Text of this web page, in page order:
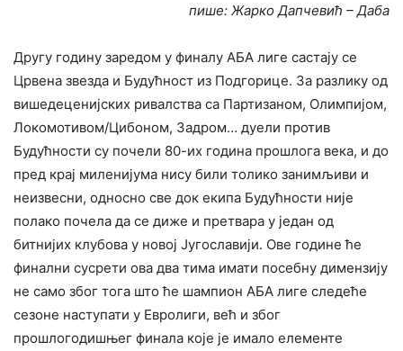
пише: Жарко Дапчевић – Даба
Другу годину заредом у финалу АБА лиге састају се
Црвена звезда и Будућност из Подгорице. За разлику од
вишедеценијских ривалства са Партизаном, Олимпијом,
Локомотивом/Цибоном, Задром… дуели против
Будућности су почели 80-их година прошлога века, и до
пред крај миленијума нису били толико занимљиви и
неизвесни, односно све док екипа Будућности није
полако почела да се диже и претвара у један од
битнијих клубова у новој Југославији. Ове године ће
финални сусрети ова два тима имати посебну димензију
не само због тога што ће шампион АБА лиге следеће
сезоне наступати у Евролиги, већ и због
прошлогодишњег финала које је имало елементе